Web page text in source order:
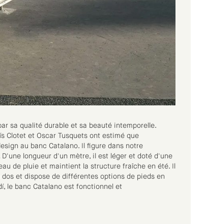
sa qualité durable et sa beauté intemporelle.
Clotet et Oscar Tusquets ont estimé que
au banc Catalano. Il figure dans notre
longueur d'un mètre, il est léger et doté d'une
de pluie et maintient la structure fraîche en été. Il
et dispose de différentes options de pieds en
le banc Catalano est fonctionnel et